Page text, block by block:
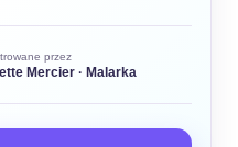
przez
Mercier · Malarka